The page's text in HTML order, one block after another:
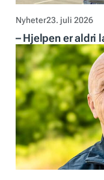
Nyheter23. juli 2026
– Hjelpen er aldri